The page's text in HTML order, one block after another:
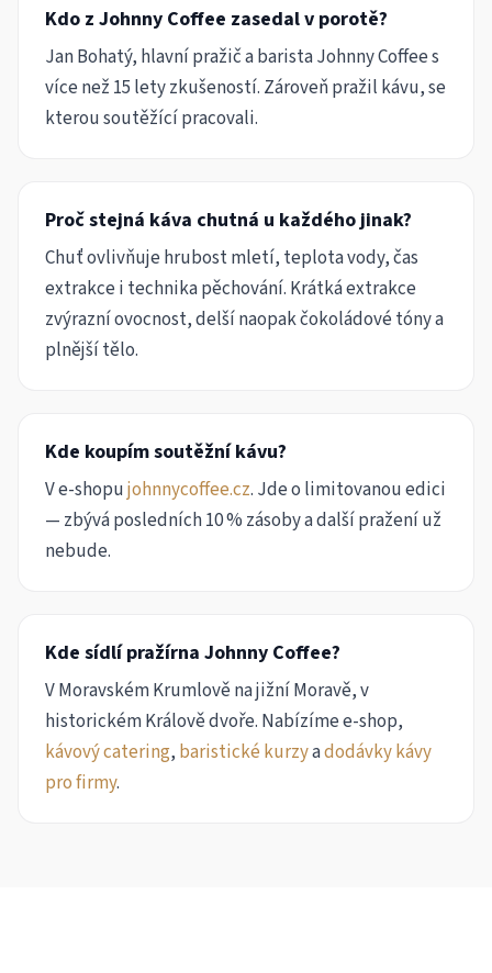
Kdo z Johnny Coffee zasedal v porotě?
Jan Bohatý, hlavní pražič a barista Johnny Coffee s
více než 15 lety zkušeností. Zároveň pražil kávu, se
kterou soutěžící pracovali.
Proč stejná káva chutná u každého jinak?
Chuť ovlivňuje hrubost mletí, teplota vody, čas
extrakce i technika pěchování. Krátká extrakce
zvýrazní ovocnost, delší naopak čokoládové tóny a
plnější tělo.
Kde koupím soutěžní kávu?
V e-shopujohnnycoffee.cz. Jde o limitovanou edici
— zbývá posledních 10 % zásoby a další pražení už
nebude.
Kde sídlí pražírna Johnny Coffee?
V Moravském Krumlově na jižní Moravě, v
historickém Králově dvoře. Nabízíme e-shop,
kávový catering, baristické kurzyadodávky kávy
pro firmy.